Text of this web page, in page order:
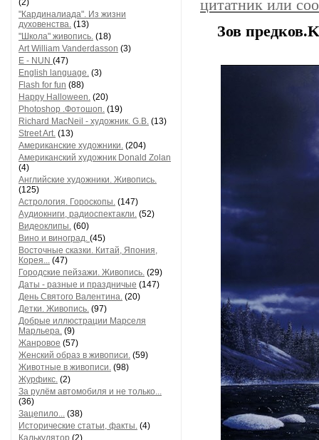
(2)
"Кардиналиада". Из жизни
духовенства. (13)
"Школа" живопись. (18)
Art William Vanderdasson (3)
E - NUN (47)
English language. (3)
Flash for fun (88)
Happy Halloween. (20)
Photoshop .Фотошоп. (19)
Richard MacNeil - художник. G.B. (13)
Street Art. (13)
Американские художники. (204)
Американский художник Donald Zolan
(4)
Английские художники. Живопись.
(125)
Астрология. Гороскопы. (147)
Аудиокниги, радиоспектакли. (52)
Видеоклипы. (60)
Вино и виноград. (45)
Восточные сказки. Китай, Япония,
Корея... (47)
Городские пейзажи. Живопись. (29)
Даты - разные и праздничые (147)
День Святого Валентина. (20)
Детки. Живопись. (97)
Добрые иллюстрации Марселя
Марльера. (9)
Жанровое (57)
Женский образ в живописи. (59)
Животные в живописи. (98)
Журфикс. (2)
За рулём автомобиля и не только...
(36)
Зацепило... (38)
Исторические статьи, факты. (4)
Калькулятор (2)
цитатник или
Зов